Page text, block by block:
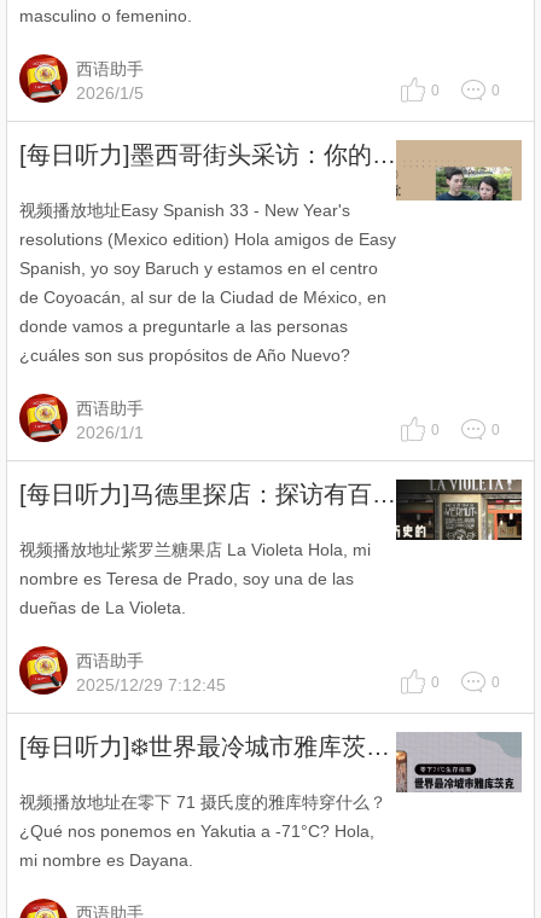
masculino o femenino.
西语助手
2026/1/5
0 0
[每日听力]墨西哥街头采访：你的新年计划是什么？
视频播放地址Easy Spanish 33 - New Year's
resolutions (Mexico edition) Hola amigos de Easy
Spanish, yo soy Baruch y estamos en el centro
de Coyoacán, al sur de la Ciudad de México, en
donde vamos a preguntarle a las personas
¿cuáles son sus propósitos de Año Nuevo?
西语助手
2026/1/1
0 0
[每日听力]马德里探店：探访有百年历史的紫罗兰糖果店
视频播放地址紫罗兰糖果店 La Violeta Hola, mi
nombre es Teresa de Prado, soy una de las
dueñas de La Violeta.
西语助手
2025/12/29 7:12:45
0 0
[每日听力]❄️世界最冷城市雅库茨克居民平时穿什么？
视频播放地址在零下 71 摄氏度的雅库特穿什么？
¿Qué nos ponemos en Yakutia a -71°C? Hola,
mi nombre es Dayana.
西语助手